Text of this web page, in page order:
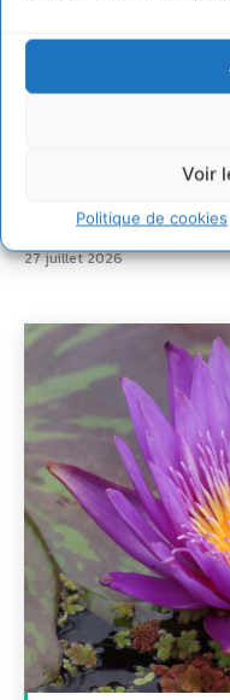
Voir
Politique de cookies
Un kit citoyen pour
développement des
villes
7 indicateurs pour
adaptées au
27 juillet 2026